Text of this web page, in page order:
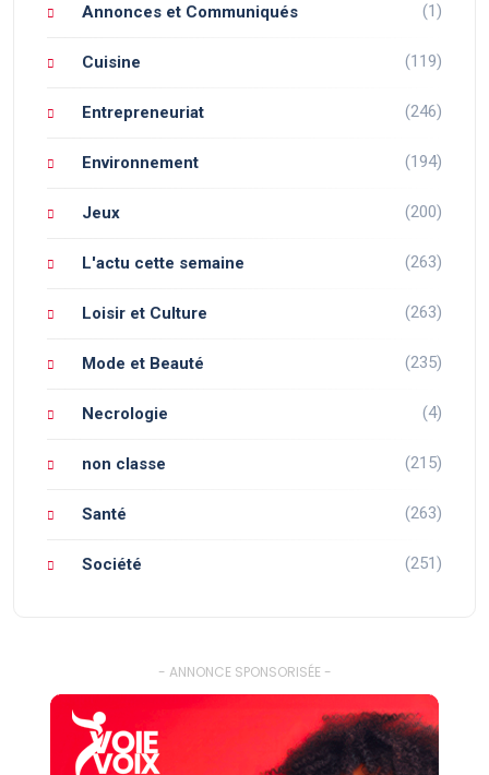
Annonces et Communiqués (1)
Cuisine (119)
Entrepreneuriat (246)
Environnement (194)
Jeux (200)
L'actu cette semaine (263)
Loisir et Culture (263)
Mode et Beauté (235)
Necrologie (4)
non classe (215)
Santé (263)
Société (251)
- ANNONCE SPONSORISÉE -